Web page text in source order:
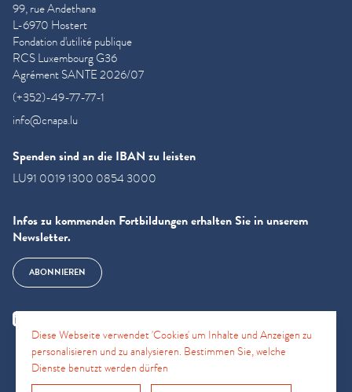
99, rue Andethana
L-6970 Hostert
Fondation d'utilité publique
RCS Luxembourg G36
Agrément SANTE 2026/07
(+352)-49-77-77-1
info@cnapa.lu
Spenden sind an die IBAN zu leisten
LU91 0019 1300 0854 3000
Infos zu kommenden Fortbildungen erhalten Sie in unserem
Newsletter.
ABONNIEREN
Diese Webseite verwendet 'Cookies' um Inhalte und Anzeigen zu
personalisieren und zu analysieren. Bestimmen Sie, welche
Dienste benutzt werden dürfen